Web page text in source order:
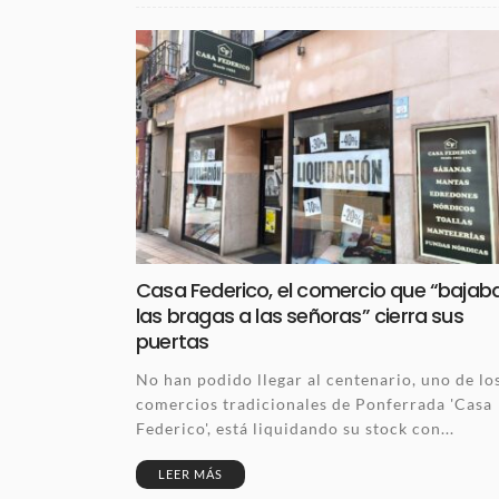
Casa Federico, el comercio que
las bragas a las señoras” cierra sus
puertas
No han podido llegar al centenario, uno de
comercios tradicionales de Ponferrada 'Casa
Federico', está liquidando su stock con...
LEER MÁS